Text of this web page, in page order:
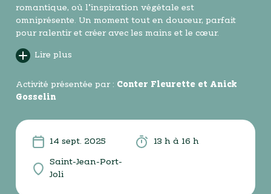
romantique, où l’inspiration végétale est
omniprésente. Un moment tout en douceur, parfait
pour ralentir et créer avec les mains et le cœur.
Lire plus
Activité présentée par : Conter Fleurette et Anick
Gosselin
14 sept. 2025 13 h à 16 h
Saint-Jean-Port-
Joli